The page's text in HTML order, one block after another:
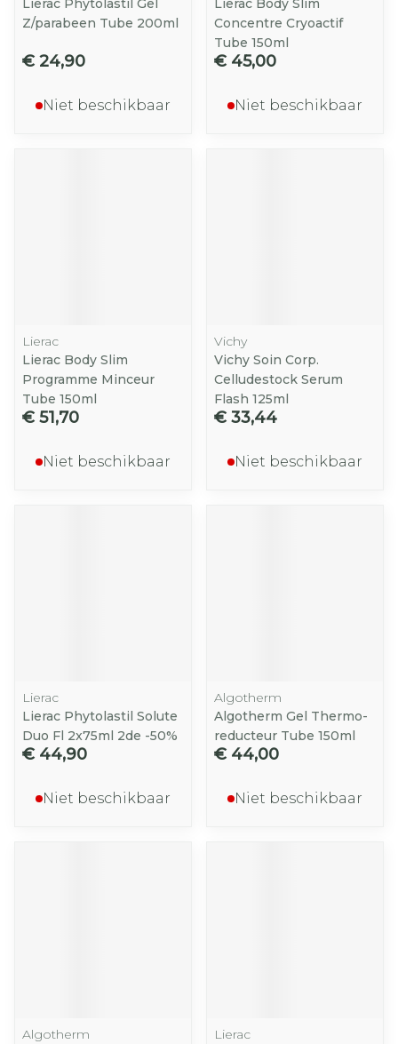
Lierac Phytolastil Gel
Z/parabeen Tube 200ml
€ 24,90
Niet beschikbaar
Lierac Body Slim
Concentre Cryoactif
Tube 150ml
€ 45,00
Niet beschikbaar
Lierac
Lierac Body Slim
Programme Minceur
Tube 150ml
€ 51,70
Niet beschikbaar
Vichy
Vichy Soin Corp.
Celludestock Serum
Flash 125ml
€ 33,44
Niet beschikbaar
Lierac
Lierac Phytolastil Solute
Duo Fl 2x75ml 2de -50%
€ 44,90
Niet beschikbaar
Algotherm
Algotherm Gel Thermo-
reducteur Tube 150ml
€ 44,00
Niet beschikbaar
Algotherm
Lierac